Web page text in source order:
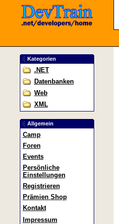
Kategorien
.NET
Datenbanken
Web
XML
Allgemein
Camp
Foren
Events
Persönliche
Einstellungen
Registrieren
Prämien Shop
Kontakt
Impressum